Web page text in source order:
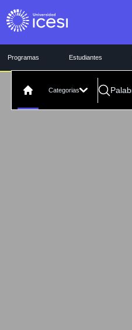
Programas Estudiantes
Categorias